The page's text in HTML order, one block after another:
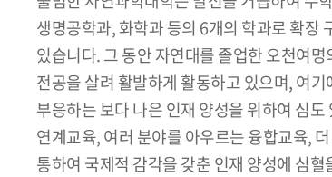
생명공학과, 화학과 등의 6개의 학과로 확장
있습니다. 그 동안 자연대를 졸업한 오천여
전공을 살려 활발하게 활동하고 있으며, 여
부응하는 보다 나은 인재 양성을 위하여 심
연계교육, 여러 분야를 아우르는 융합교육,
통하여 국제적 감각을 갖춘 인재 양성에 심